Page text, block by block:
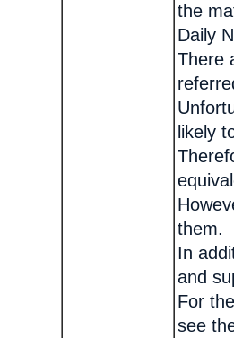
the
Daily
There
likely
them.
In
and
For
see